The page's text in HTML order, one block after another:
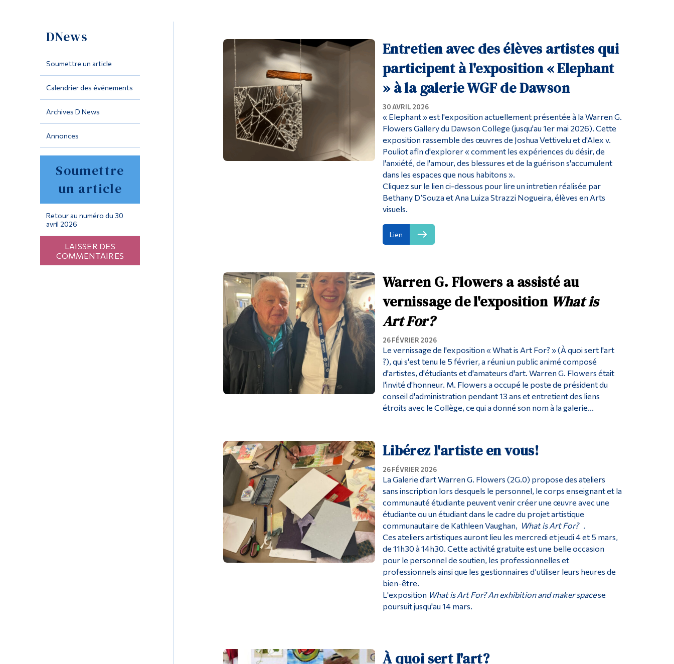
DNews
Soumettre un article
Calendrier des événements
Archives D News
Annonces
Soumettre
un article
Retour au numéro du 30
avril 2026
LAISSER DES
COMMENTAIRES
Entretien avec des élèves artistes qui
participent à l'exposition « Elephant
» à la galerie WGF de Dawson
30 AVRIL 2026
« Elephant » est l'exposition actuellement présentée à la Warren G.
Flowers Gallery du Dawson College (jusqu'au 1er mai 2026). Cette
exposition rassemble des œuvres de Joshua Vettivelu et d'Alex v.
Pouliot afin d'explorer « comment les expériences du désir, de
l'anxiété, de l'amour, des blessures et de la guérison s'accumulent
dans les espaces que nous habitons ».
Cliquez sur le lien ci-dessous pour lire un intretien réalisée par
Bethany D’Souza et Ana Luiza Strazzi Nogueira, élèves en Arts
visuels.
Lien
Warren G. Flowers a assisté au
vernissage de l'exposition What is
Art For?
26 FÉVRIER 2026
Le vernissage de l'exposition « What is Art For? » (À quoi sert l'art
?), qui s'est tenu le 5 février, a réuni un public animé composé
d'artistes, d'étudiants et d'amateurs d'art. Warren G. Flowers était
l'invité d'honneur. M. Flowers a occupé le poste de président du
conseil d'administration pendant 13 ans et entretient des liens
étroits avec le Collège, ce qui a donné son nom à la galerie...
Libérez l'artiste en vous!
26 FÉVRIER 2026
La Galerie d'art Warren G. Flowers (2G.0) propose des ateliers
sans inscription lors desquels le personnel, le corps enseignant et la
communauté étudiante peuvent venir créer une œuvre avec une
étudiante ou un étudiant dans le cadre du projet artistique
communautaire de Kathleen Vaughan, What is Art For? .
Ces ateliers artistiques auront lieu les mercredi et jeudi 4 et 5 mars,
de 11h30 à 14h30. Cette activité gratuite est une belle occasion
pour le personnel de soutien, les professionnelles et
professionnels ainsi que les gestionnaires d’utiliser leurs heures de
bien-être.
L'exposition What is Art For? An exhibition and maker spacese
poursuit jusqu'au 14 mars.
À quoi sert l'art?
Menu principal
Formation continue
La vie à Dawson
Qui vous êtes
Étudiants actuels
Corps enseignant et personnel administratif
Diplômé·es et visiteur·euses